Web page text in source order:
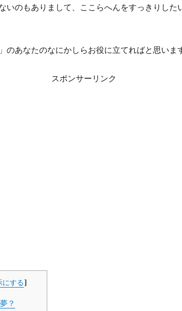
いのもありまして、ここらへんをすっきりした
のあなたのなにかしらお役に立てればと思いま
スポンサーリンク
にする]
？